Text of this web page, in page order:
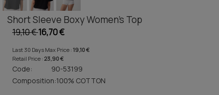
Short Sleeve Boxy Women's Top
19,10 €16,70 €
Last 30 Days Max Price : 19,10 €
Retail Price : 23,90 €
Code:
90-53199
Composition:100% COTTON